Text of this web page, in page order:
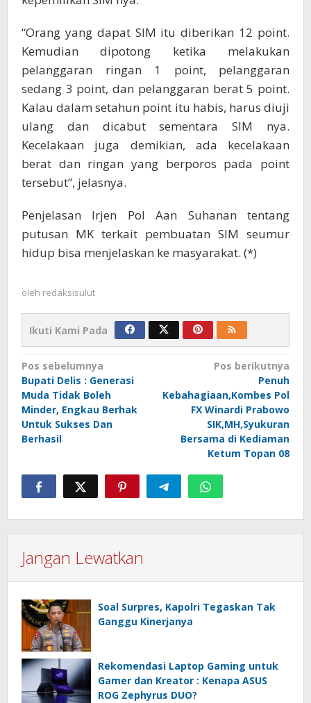
“Orang yang dapat SIM itu diberikan 12 point.
Kemudian dipotong ketika melakukan
pelanggaran ringan 1 point, pelanggaran
sedang 3 point, dan pelanggaran berat 5 point.
Kalau dalam setahun point itu habis, harus diuji
ulang dan dicabut sementara SIM nya.
Kecelakaan juga demikian, ada kecelakaan
berat dan ringan yang berporos pada point
tersebut”, jelasnya.
Penjelasan Irjen Pol Aan Suhanan tentang
putusan MK terkait pembuatan SIM seumur
hidup bisa menjelaskan ke masyarakat. (*)
oleh redaksisulut
Ikuti Kami Pada
Navigasi
pos
Pos sebelumnya
Bupati Delis : Generasi
Muda Tidak Boleh
Minder, Engkau Berhak
Untuk Sukses Dan
Berhasil
Pos berikutnya
Penuh
Kebahagiaan,Kombes Pol
FX Winardi Prabowo
SIK,MH,Syukuran
Bersama di Kediaman
Ketum Topan 08
Jangan Lewatkan
Soal Surpres, Kapolri Tegaskan Tak
Ganggu Kinerjanya
Rekomendasi Laptop Gaming untuk
Gamer dan Kreator : Kenapa ASUS
ROG Zephyrus DUO?